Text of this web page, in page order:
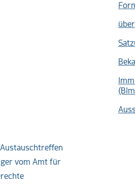
vom Amt für